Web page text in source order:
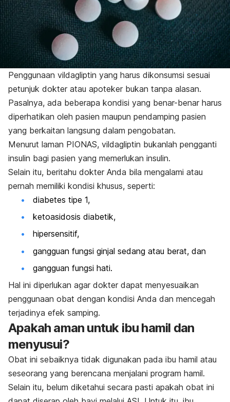
Penggunaan vildagliptin yang harus dikonsumsi sesuai
petunjuk dokter atau apoteker bukan tanpa alasan.
Pasalnya, ada beberapa kondisi yang benar-benar harus
diperhatikan oleh pasien maupun pendamping pasien
yang berkaitan langsung dalam pengobatan.
Menurut laman PIONAS, vildagliptin bukanlah pengganti
insulin bagi pasien yang memerlukan insulin.
Selain itu, beritahu dokter Anda bila mengalami atau
pernah memiliki kondisi khusus, seperti:
diabetes tipe 1,
ketoasidosis diabetik,
hipersensitif,
gangguan fungsi ginjal sedang atau berat, dan
gangguan fungsi hati.
Hal ini diperlukan agar dokter dapat menyesuaikan
penggunaan obat dengan kondisi Anda dan mencegah
terjadinya efek samping.
Apakah aman untuk ibu hamil dan
menyusui?
Obat ini sebaiknya tidak digunakan pada ibu hamil atau
seseorang yang berencana menjalani program hamil.
Selain itu, belum diketahui secara pasti apakah obat ini